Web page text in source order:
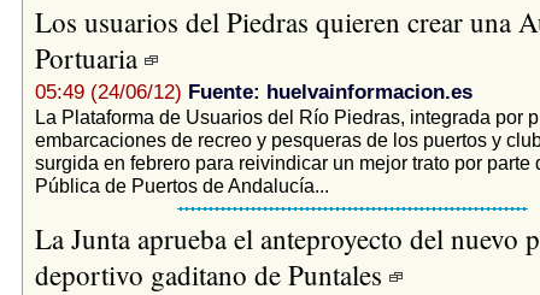
Los usuarios del Piedras quieren crear una
Portuaria
05:49 (24/06/12) Fuente: huelvainformacion.es
La Plataforma de Usuarios del Río Piedras, integrada por
embarcaciones de recreo y pesqueras de los puertos y
surgida en febrero para reivindicar un mejor trato por parte
Pública de Puertos de Andalucía...
La Junta aprueba el anteproyecto del nuevo
deportivo gaditano de Puntales